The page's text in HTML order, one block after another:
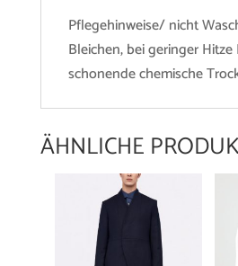
Pflegehinweise/ nicht
Bleichen, bei geringer
schonende chemische
ÄHNLICHE